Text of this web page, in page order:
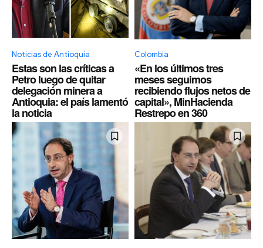
Noticias de Antioquia
Estas son las críticas a
Petro luego de quitar
delegación minera a
Antioquia: el país lamentó
la noticia
Colombia
«En los últimos tres
meses seguimos
recibiendo flujos netos de
capital», MinHacienda
Restrepo en 360